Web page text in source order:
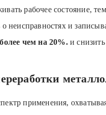
рабочее состояние,
неисправностях и
чем на 20%.и
применения,